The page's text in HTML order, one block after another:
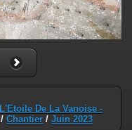
L'Etoile De La Vanoise -
/ Chantier / Juin 2023